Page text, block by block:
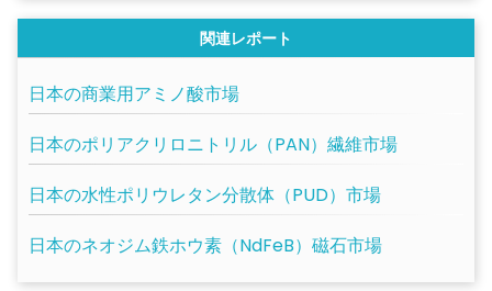
関連レポート
日本の商業用アミノ酸市場
日本のポリアクリロニトリル（PAN）繊維市場
日本の水性ポリウレタン分散体（PUD）市場
日本のネオジム鉄ホウ素（NdFeB）磁石市場